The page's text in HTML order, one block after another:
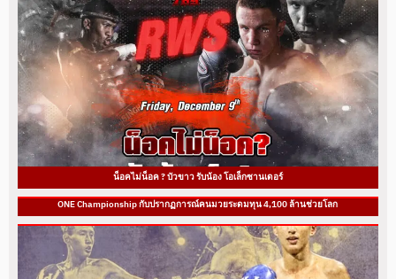
น็อคไม่น็อค ? บัวขาว รับน้อง โอเล็กซานเดอร์
ONE Championship กับปรากฏการณ์คนมวยระดมทุน 4,100 ล้านช่วยโลก